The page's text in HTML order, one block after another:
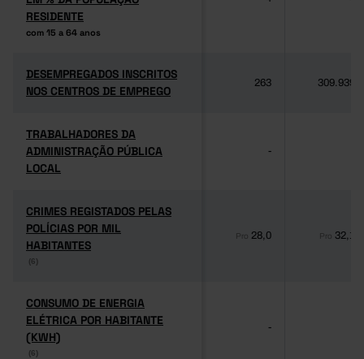
RESIDENTE
com 15 a 64 anos
RESIDENTE
com 15 a 64 anos
DESEMPREGADOS INSCRITOS
NOS CENTROS DE EMPREGO
DESEMPREGADOS INSCRITOS
NOS CENTROS DE EMPREGO
263 309.939
TRABALHADORES DA
ADMINISTRAÇÃO PÚBLICA
LOCAL
TRABALHADORES DA
ADMINISTRAÇÃO PÚBLICA
LOCAL
-
CRIMES REGISTADOS PELAS
POLÍCIAS POR MIL
HABITANTES
(6)
CRIMES REGISTADOS PELAS
POLÍCIAS POR MIL
HABITANTES
(6)
Pro 28,0 Pro 32,1
CONSUMO DE ENERGIA
ELÉTRICA POR HABITANTE
(KWH)
(6)
CONSUMO DE ENERGIA
ELÉTRICA POR HABITANTE
(KWH)
(6)
-